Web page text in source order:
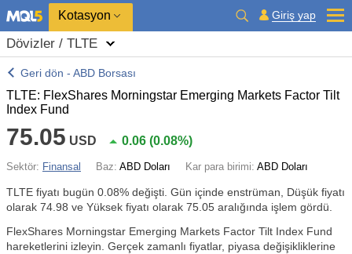
Kotasyon Giriş yap
Dövizler / TLTE
Geri dön - ABD Borsası
TLTE: FlexShares Morningstar Emerging Markets Factor Tilt
Index Fund
75.05 USD 0.06 (0.08%)
Sektör: Finansal Baz: ABD Doları Kar para birimi: ABD Doları
TLTE fiyatı bugün 0.08% değişti. Gün içinde enstrüman, Düşük fiyatı
olarak 74.98 ve Yüksek fiyatı olarak 75.05 aralığında işlem gördü.
FlexShares Morningstar Emerging Markets Factor Tilt Index Fund
hareketlerini izleyin. Gerçek zamanlı fiyatlar, piyasa değişikliklerine